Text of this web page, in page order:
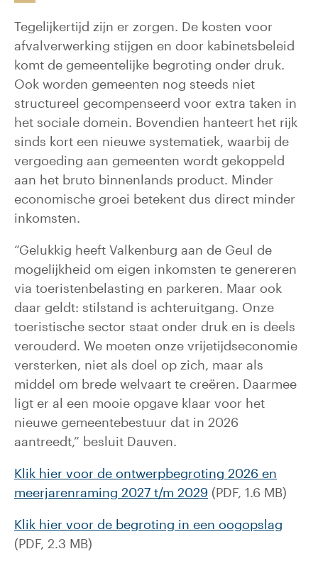
Tegelijkertijd zijn er zorgen. De kosten voor
afvalverwerking stijgen en door kabinetsbeleid
komt de gemeentelijke begroting onder druk.
Ook worden gemeenten nog steeds niet
structureel gecompenseerd voor extra taken in
het sociale domein. Bovendien hanteert het rijk
sinds kort een nieuwe systematiek, waarbij de
vergoeding aan gemeenten wordt gekoppeld
aan het bruto binnenlands product. Minder
economische groei betekent dus direct minder
inkomsten.
“Gelukkig heeft Valkenburg aan de Geul de
mogelijkheid om eigen inkomsten te genereren
via toeristenbelasting en parkeren. Maar ook
daar geldt: stilstand is achteruitgang. Onze
toeristische sector staat onder druk en is deels
verouderd. We moeten onze vrijetijdseconomie
versterken, niet als doel op zich, maar als
middel om brede welvaart te creëren. Daarmee
ligt er al een mooie opgave klaar voor het
nieuwe gemeentebestuur dat in 2026
aantreedt,” besluit Dauven.
Klik hier voor de ontwerpbegroting 2026 en
meerjarenraming 2027 t/m 2029 (PDF, 1.6 MB)
Klik hier voor de begroting in een oogopslag
(PDF, 2.3 MB)